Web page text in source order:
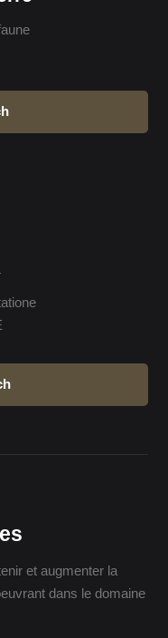
et augmenter la
dans le domaine